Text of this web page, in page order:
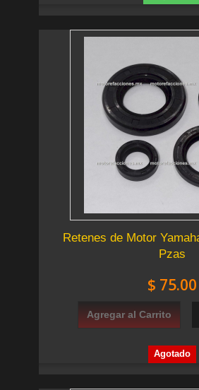
Retenes de Motor
Pzas
$ 75.00
Agregar al Carrito
Agotado